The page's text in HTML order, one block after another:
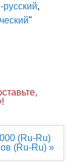
русский,
"
(Ru-Ru)
(Ru-Ru) »